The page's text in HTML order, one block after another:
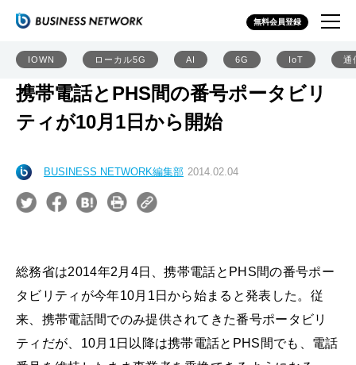
無料会員登録
IOWN ローカル5G AI 6G IoT 通
携帯電話とPHS間の番号ポータビリ
ティが10月1日から開始
BUSINESS NETWORK編集部 2014.02.04
総務省は2014年2月4日、携帯電話とPHS間の番号ポー
タビリティが今年10月1日から始まると発表した。従
来、携帯電話間でのみ提供されてきた番号ポータビリ
ティだが、10月1日以降は携帯電話とPHS間でも、電話